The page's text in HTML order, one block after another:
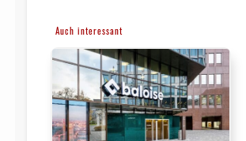
Auch interessant